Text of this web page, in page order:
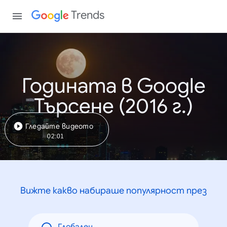
Trends
Годината в Google
Търсене (2016 г.)
Гледайте видеото
02:01
Вижте какво набираше популярност през